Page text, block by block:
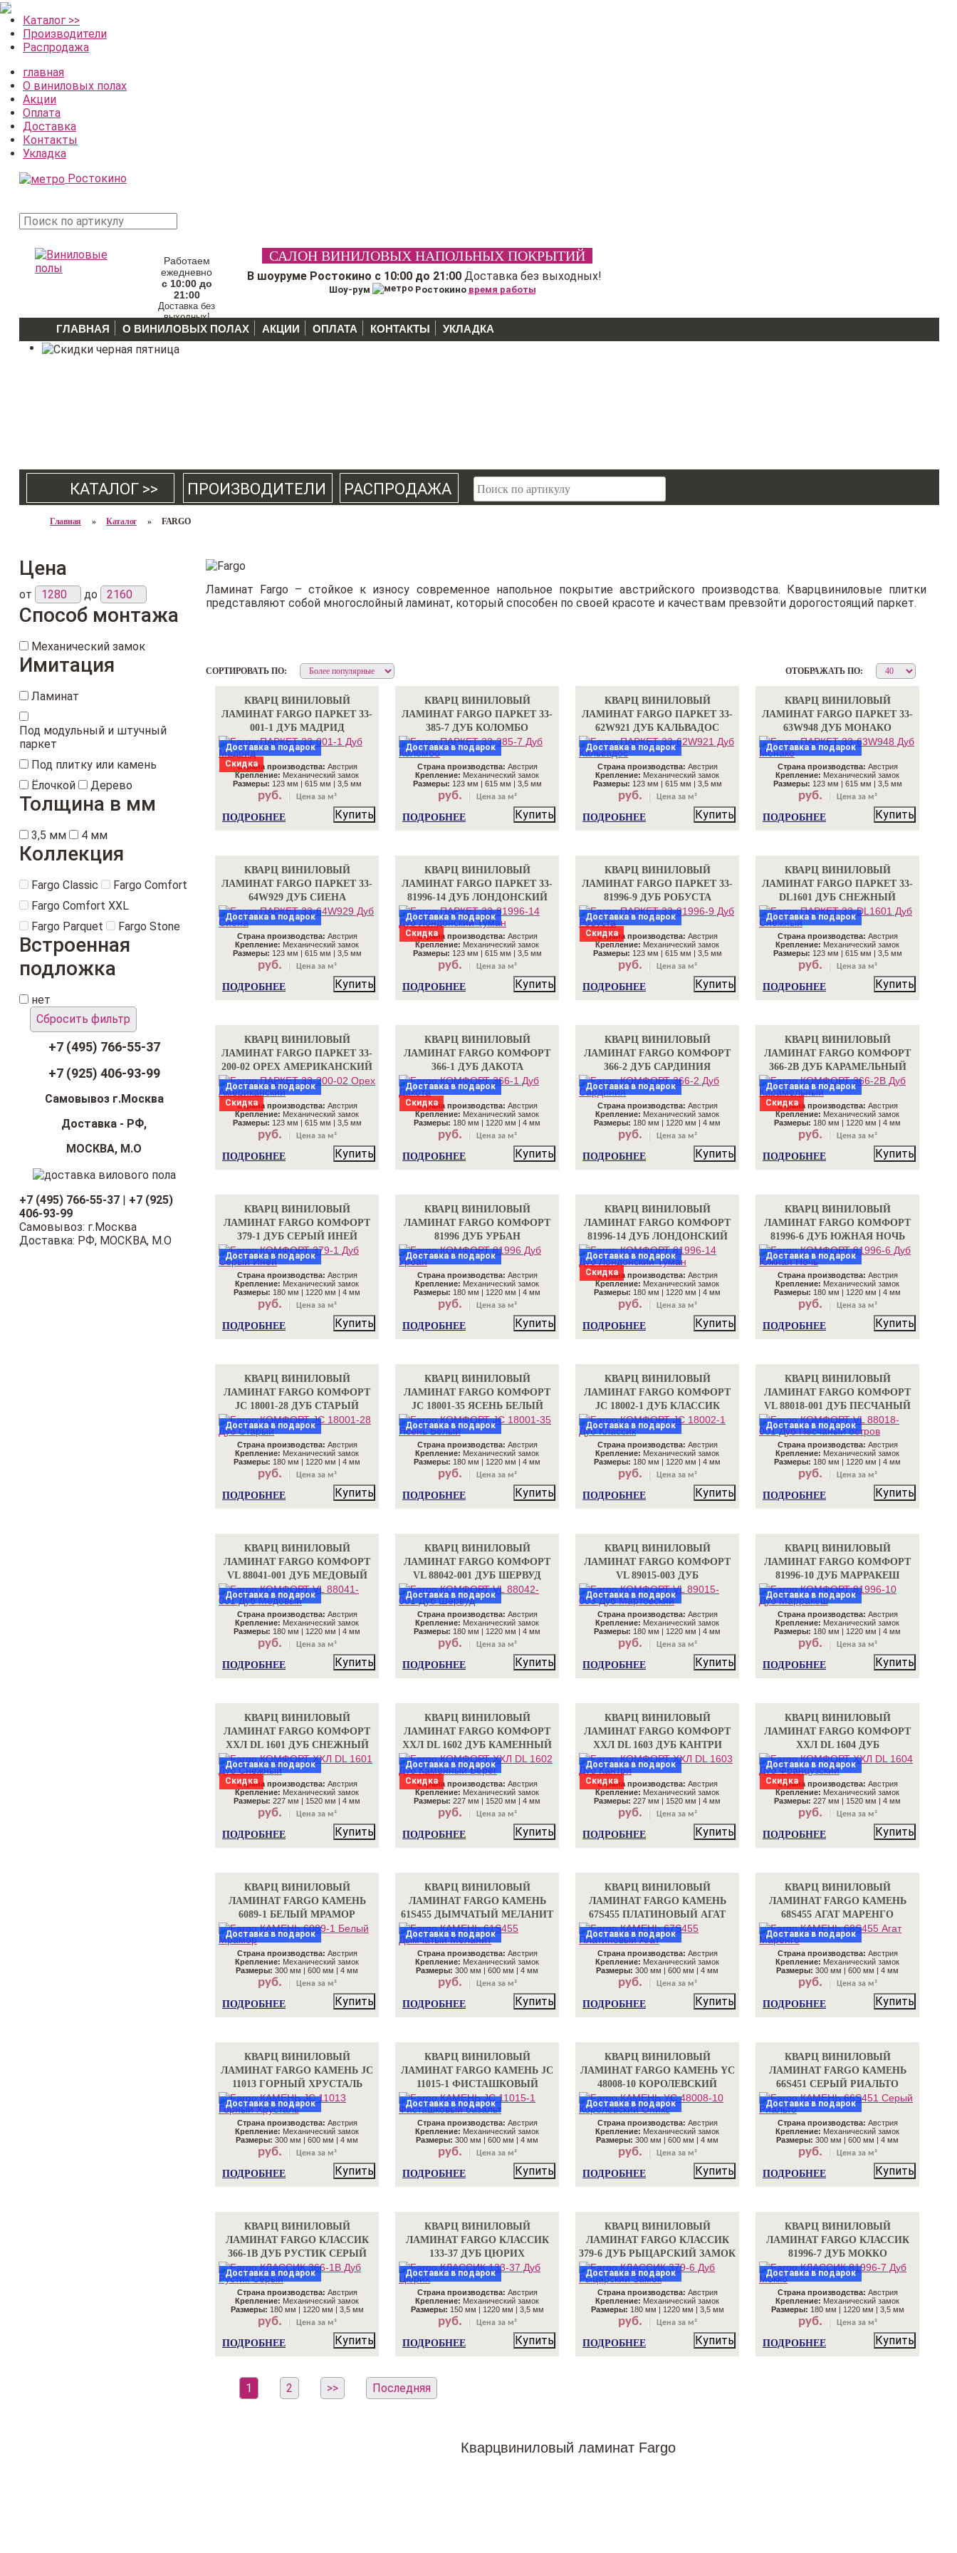
Каталог >>
Производители
Распродажа
главная
О виниловых полах
Акции
Оплата
Доставка
Контакты
Укладка
Ростокино
товара
Работаем
ежедневно
с 10:00 до
21:00
Доставка без
выходных!
САЛОН ВИНИЛОВЫХ НАПОЛЬНЫХ ПОКРЫТИЙ
В шоуруме Ростокино с 10:00 до 21:00 Доставка без выходных!
Шоу-рум Ростокино время работы
ГЛАВНАЯ О ВИНИЛОВЫХ ПОЛАХ АКЦИИ ОПЛАТА КОНТАКТЫ УКЛАДКА
КАТАЛОГ >> ПРОИЗВОДИТЕЛИ РАСПРОДАЖА
поиск
Главная » Каталог » FARGO
Ламинат Fargo – стойкое к износу современное напольное покрытие австрийского производства. Кварцвиниловые плитки
представляют собой многослойный ламинат, который способен по своей красоте и качествам превзойти дорогостоящий паркет.
СОРТИРОВАТЬ ПО: ОТОБРАЖАТЬ ПО:
КВАРЦ ВИНИЛОВЫЙ
ЛАМИНАТ FARGO ПАРКЕТ 33-
001-1 ДУБ МАДРИД
Доставка в подарок
Скидка
Страна производства: Австрия
Крепление: Механический замок
Размеры: 123 мм | 615 мм | 3,5 мм
руб. Цена за м²
ПОДРОБНЕЕ Купить
КВАРЦ ВИНИЛОВЫЙ
ЛАМИНАТ FARGO ПАРКЕТ 33-
385-7 ДУБ КОЛОМБО
Доставка в подарок
Страна производства: Австрия
Крепление: Механический замок
Размеры: 123 мм | 615 мм | 3,5 мм
руб. Цена за м²
ПОДРОБНЕЕ Купить
КВАРЦ ВИНИЛОВЫЙ
ЛАМИНАТ FARGO ПАРКЕТ 33-
62W921 ДУБ КАЛЬВАДОС
Доставка в подарок
Страна производства: Австрия
Крепление: Механический замок
Размеры: 123 мм | 615 мм | 3,5 мм
руб. Цена за м²
ПОДРОБНЕЕ Купить
КВАРЦ ВИНИЛОВЫЙ
ЛАМИНАТ FARGO ПАРКЕТ 33-
63W948 ДУБ МОНАКО
Доставка в подарок
Страна производства: Австрия
Крепление: Механический замок
Размеры: 123 мм | 615 мм | 3,5 мм
руб. Цена за м²
ПОДРОБНЕЕ Купить
КВАРЦ ВИНИЛОВЫЙ
ЛАМИНАТ FARGO ПАРКЕТ 33-
64W929 ДУБ СИЕНА
Доставка в подарок
Страна производства: Австрия
Крепление: Механический замок
Размеры: 123 мм | 615 мм | 3,5 мм
руб. Цена за м²
ПОДРОБНЕЕ Купить
КВАРЦ ВИНИЛОВЫЙ
ЛАМИНАТ FARGO ПАРКЕТ 33-
81996-14 ДУБ ЛОНДОНСКИЙ
ТУМАН
Доставка в подарок
Скидка
Страна производства: Австрия
Крепление: Механический замок
Размеры: 123 мм | 615 мм | 3,5 мм
руб. Цена за м²
ПОДРОБНЕЕ Купить
КВАРЦ ВИНИЛОВЫЙ
ЛАМИНАТ FARGO ПАРКЕТ 33-
81996-9 ДУБ РОБУСТА
Доставка в подарок
Скидка
Страна производства: Австрия
Крепление: Механический замок
Размеры: 123 мм | 615 мм | 3,5 мм
руб. Цена за м²
ПОДРОБНЕЕ Купить
КВАРЦ ВИНИЛОВЫЙ
ЛАМИНАТ FARGO ПАРКЕТ 33-
DL1601 ДУБ СНЕЖНЫЙ
Доставка в подарок
Страна производства: Австрия
Крепление: Механический замок
Размеры: 123 мм | 615 мм | 3,5 мм
руб. Цена за м²
ПОДРОБНЕЕ Купить
КВАРЦ ВИНИЛОВЫЙ
ЛАМИНАТ FARGO ПАРКЕТ 33-
200-02 ОРЕХ АМЕРИКАНСКИЙ
Доставка в подарок
Скидка
Страна производства: Австрия
Крепление: Механический замок
Размеры: 123 мм | 615 мм | 3,5 мм
руб. Цена за м²
ПОДРОБНЕЕ Купить
КВАРЦ ВИНИЛОВЫЙ
ЛАМИНАТ FARGO КОМФОРТ
366-1 ДУБ ДАКОТА
Доставка в подарок
Скидка
Страна производства: Австрия
Крепление: Механический замок
Размеры: 180 мм | 1220 мм | 4 мм
руб. Цена за м²
ПОДРОБНЕЕ Купить
КВАРЦ ВИНИЛОВЫЙ
ЛАМИНАТ FARGO КОМФОРТ
366-2 ДУБ САРДИНИЯ
Доставка в подарок
Страна производства: Австрия
Крепление: Механический замок
Размеры: 180 мм | 1220 мм | 4 мм
руб. Цена за м²
ПОДРОБНЕЕ Купить
КВАРЦ ВИНИЛОВЫЙ
ЛАМИНАТ FARGO КОМФОРТ
366-2B ДУБ КАРАМЕЛЬНЫЙ
Доставка в подарок
Скидка
Страна производства: Австрия
Крепление: Механический замок
Размеры: 180 мм | 1220 мм | 4 мм
руб. Цена за м²
ПОДРОБНЕЕ Купить
КВАРЦ ВИНИЛОВЫЙ
ЛАМИНАТ FARGO КОМФОРТ
379-1 ДУБ СЕРЫЙ ИНЕЙ
Доставка в подарок
Страна производства: Австрия
Крепление: Механический замок
Размеры: 180 мм | 1220 мм | 4 мм
руб. Цена за м²
ПОДРОБНЕЕ Купить
КВАРЦ ВИНИЛОВЫЙ
ЛАМИНАТ FARGO КОМФОРТ
81996 ДУБ УРБАН
Доставка в подарок
Страна производства: Австрия
Крепление: Механический замок
Размеры: 180 мм | 1220 мм | 4 мм
руб. Цена за м²
ПОДРОБНЕЕ Купить
КВАРЦ ВИНИЛОВЫЙ
ЛАМИНАТ FARGO КОМФОРТ
81996-14 ДУБ ЛОНДОНСКИЙ
ТУМАН
Доставка в подарок
Скидка
Страна производства: Австрия
Крепление: Механический замок
Размеры: 180 мм | 1220 мм | 4 мм
руб. Цена за м²
ПОДРОБНЕЕ Купить
КВАРЦ ВИНИЛОВЫЙ
ЛАМИНАТ FARGO КОМФОРТ
81996-6 ДУБ ЮЖНАЯ НОЧЬ
Доставка в подарок
Страна производства: Австрия
Крепление: Механический замок
Размеры: 180 мм | 1220 мм | 4 мм
руб. Цена за м²
ПОДРОБНЕЕ Купить
КВАРЦ ВИНИЛОВЫЙ
ЛАМИНАТ FARGO КОМФОРТ
JC 18001-28 ДУБ СТАРЫЙ
Доставка в подарок
Страна производства: Австрия
Крепление: Механический замок
Размеры: 180 мм | 1220 мм | 4 мм
руб. Цена за м²
ПОДРОБНЕЕ Купить
КВАРЦ ВИНИЛОВЫЙ
ЛАМИНАТ FARGO КОМФОРТ
JC 18001-35 ЯСЕНЬ БЕЛЫЙ
Доставка в подарок
Страна производства: Австрия
Крепление: Механический замок
Размеры: 180 мм | 1220 мм | 4 мм
руб. Цена за м²
ПОДРОБНЕЕ Купить
КВАРЦ ВИНИЛОВЫЙ
ЛАМИНАТ FARGO КОМФОРТ
JC 18002-1 ДУБ КЛАССИК
Доставка в подарок
Страна производства: Австрия
Крепление: Механический замок
Размеры: 180 мм | 1220 мм | 4 мм
руб. Цена за м²
ПОДРОБНЕЕ Купить
КВАРЦ ВИНИЛОВЫЙ
ЛАМИНАТ FARGO КОМФОРТ
VL 88018-001 ДУБ ПЕСЧАНЫЙ
ОСТРОВ
Доставка в подарок
Страна производства: Австрия
Крепление: Механический замок
Размеры: 180 мм | 1220 мм | 4 мм
руб. Цена за м²
ПОДРОБНЕЕ Купить
КВАРЦ ВИНИЛОВЫЙ
ЛАМИНАТ FARGO КОМФОРТ
VL 88041-001 ДУБ МЕДОВЫЙ
Доставка в подарок
Страна производства: Австрия
Крепление: Механический замок
Размеры: 180 мм | 1220 мм | 4 мм
руб. Цена за м²
ПОДРОБНЕЕ Купить
КВАРЦ ВИНИЛОВЫЙ
ЛАМИНАТ FARGO КОМФОРТ
VL 88042-001 ДУБ ШЕРВУД
Доставка в подарок
Страна производства: Австрия
Крепление: Механический замок
Размеры: 180 мм | 1220 мм | 4 мм
руб. Цена за м²
ПОДРОБНЕЕ Купить
КВАРЦ ВИНИЛОВЫЙ
ЛАМИНАТ FARGO КОМФОРТ
VL 89015-003 ДУБ
МАРТОВСКИЙ
Доставка в подарок
Страна производства: Австрия
Крепление: Механический замок
Размеры: 180 мм | 1220 мм | 4 мм
руб. Цена за м²
ПОДРОБНЕЕ Купить
КВАРЦ ВИНИЛОВЫЙ
ЛАМИНАТ FARGO КОМФОРТ
81996-10 ДУБ МАРРАКЕШ
Доставка в подарок
Страна производства: Австрия
Крепление: Механический замок
Размеры: 180 мм | 1220 мм | 4 мм
руб. Цена за м²
ПОДРОБНЕЕ Купить
КВАРЦ ВИНИЛОВЫЙ
ЛАМИНАТ FARGO КОМФОРТ
ХХЛ DL 1601 ДУБ СНЕЖНЫЙ
Доставка в подарок
Скидка
Страна производства: Австрия
Крепление: Механический замок
Размеры: 227 мм | 1520 мм | 4 мм
руб. Цена за м²
ПОДРОБНЕЕ Купить
КВАРЦ ВИНИЛОВЫЙ
ЛАМИНАТ FARGO КОМФОРТ
ХХЛ DL 1602 ДУБ КАМЕННЫЙ
БЕРЕГ
Доставка в подарок
Скидка
Страна производства: Австрия
Крепление: Механический замок
Размеры: 227 мм | 1520 мм | 4 мм
руб. Цена за м²
ПОДРОБНЕЕ Купить
КВАРЦ ВИНИЛОВЫЙ
ЛАМИНАТ FARGO КОМФОРТ
ХХЛ DL 1603 ДУБ КАНТРИ
Доставка в подарок
Скидка
Страна производства: Австрия
Крепление: Механический замок
Размеры: 227 мм | 1520 мм | 4 мм
руб. Цена за м²
ПОДРОБНЕЕ Купить
КВАРЦ ВИНИЛОВЫЙ
ЛАМИНАТ FARGO КОМФОРТ
ХХЛ DL 1604 ДУБ
ФРАНЦУЗСКИЙ
Доставка в подарок
Скидка
Страна производства: Австрия
Крепление: Механический замок
Размеры: 227 мм | 1520 мм | 4 мм
руб. Цена за м²
ПОДРОБНЕЕ Купить
КВАРЦ ВИНИЛОВЫЙ
ЛАМИНАТ FARGO КАМЕНЬ
6089-1 БЕЛЫЙ МРАМОР
Доставка в подарок
Страна производства: Австрия
Крепление: Механический замок
Размеры: 300 мм | 600 мм | 4 мм
руб. Цена за м²
ПОДРОБНЕЕ Купить
КВАРЦ ВИНИЛОВЫЙ
ЛАМИНАТ FARGO КАМЕНЬ
61S455 ДЫМЧАТЫЙ МЕЛАНИТ
Доставка в подарок
Страна производства: Австрия
Крепление: Механический замок
Размеры: 300 мм | 600 мм | 4 мм
руб. Цена за м²
ПОДРОБНЕЕ Купить
КВАРЦ ВИНИЛОВЫЙ
ЛАМИНАТ FARGO КАМЕНЬ
67S455 ПЛАТИНОВЫЙ АГАТ
Доставка в подарок
Страна производства: Австрия
Крепление: Механический замок
Размеры: 300 мм | 600 мм | 4 мм
руб. Цена за м²
ПОДРОБНЕЕ Купить
КВАРЦ ВИНИЛОВЫЙ
ЛАМИНАТ FARGO КАМЕНЬ
68S455 АГАТ МАРЕНГО
Доставка в подарок
Страна производства: Австрия
Крепление: Механический замок
Размеры: 300 мм | 600 мм | 4 мм
руб. Цена за м²
ПОДРОБНЕЕ Купить
КВАРЦ ВИНИЛОВЫЙ
ЛАМИНАТ FARGO КАМЕНЬ JC
11013 ГОРНЫЙ ХРУСТАЛЬ
Доставка в подарок
Страна производства: Австрия
Крепление: Механический замок
Размеры: 300 мм | 600 мм | 4 мм
руб. Цена за м²
ПОДРОБНЕЕ Купить
КВАРЦ ВИНИЛОВЫЙ
ЛАМИНАТ FARGO КАМЕНЬ JC
11015-1 ФИСТАШКОВЫЙ
БАЗАЛЬТ
Доставка в подарок
Страна производства: Австрия
Крепление: Механический замок
Размеры: 300 мм | 600 мм | 4 мм
руб. Цена за м²
ПОДРОБНЕЕ Купить
КВАРЦ ВИНИЛОВЫЙ
ЛАМИНАТ FARGO КАМЕНЬ YC
48008-10 КОРОЛЕВСКИЙ
ОНИКС
Доставка в подарок
Страна производства: Австрия
Крепление: Механический замок
Размеры: 300 мм | 600 мм | 4 мм
руб. Цена за м²
ПОДРОБНЕЕ Купить
КВАРЦ ВИНИЛОВЫЙ
ЛАМИНАТ FARGO КАМЕНЬ
66S451 СЕРЫЙ РИАЛЬТО
Доставка в подарок
Страна производства: Австрия
Крепление: Механический замок
Размеры: 300 мм | 600 мм | 4 мм
руб. Цена за м²
ПОДРОБНЕЕ Купить
КВАРЦ ВИНИЛОВЫЙ
ЛАМИНАТ FARGO КЛАССИК
366-1В ДУБ РУСТИК СЕРЫЙ
Доставка в подарок
Страна производства: Австрия
Крепление: Механический замок
Размеры: 180 мм | 1220 мм | 3,5 мм
руб. Цена за м²
ПОДРОБНЕЕ Купить
КВАРЦ ВИНИЛОВЫЙ
ЛАМИНАТ FARGO КЛАССИК
133-37 ДУБ ЦЮРИХ
Доставка в подарок
Страна производства: Австрия
Крепление: Механический замок
Размеры: 150 мм | 1220 мм | 3,5 мм
руб. Цена за м²
ПОДРОБНЕЕ Купить
КВАРЦ ВИНИЛОВЫЙ
ЛАМИНАТ FARGO КЛАССИК
379-6 ДУБ РЫЦАРСКИЙ ЗАМОК
Доставка в подарок
Страна производства: Австрия
Крепление: Механический замок
Размеры: 180 мм | 1220 мм | 3,5 мм
руб. Цена за м²
ПОДРОБНЕЕ Купить
КВАРЦ ВИНИЛОВЫЙ
ЛАМИНАТ FARGO КЛАССИК
81996-7 ДУБ МОККО
Доставка в подарок
Страна производства: Австрия
Крепление: Механический замок
Размеры: 180 мм | 1220 мм | 3,5 мм
руб. Цена за м²
ПОДРОБНЕЕ Купить
1 2 >> Последняя
Кварцвиниловый ламинат Fargo
Цена
от до
Способ монтажа
Механический замок
Имитация
Ламинат
Под модульный и штучный
паркет
Под плитку или камень
Ёлочкой
Дерево
Толщина в мм
3,5 мм 4 мм
Коллекция
Fargo Classic
Fargo Comfort
Fargo Comfort XXL
Fargo Parquet
Fargo Stone
Встроенная
подложка
нет
Сбросить фильтр
+7 (495) 766-55-37
+7 (925) 406-93-99
Самовывоз г.Москва
Доставка - РФ,
МОСКВА, М.О
+7 (495) 766-55-37 | +7 (925)
406-93-99
Самовывоз: г.Москва
Доставка: РФ, МОСКВА, М.О